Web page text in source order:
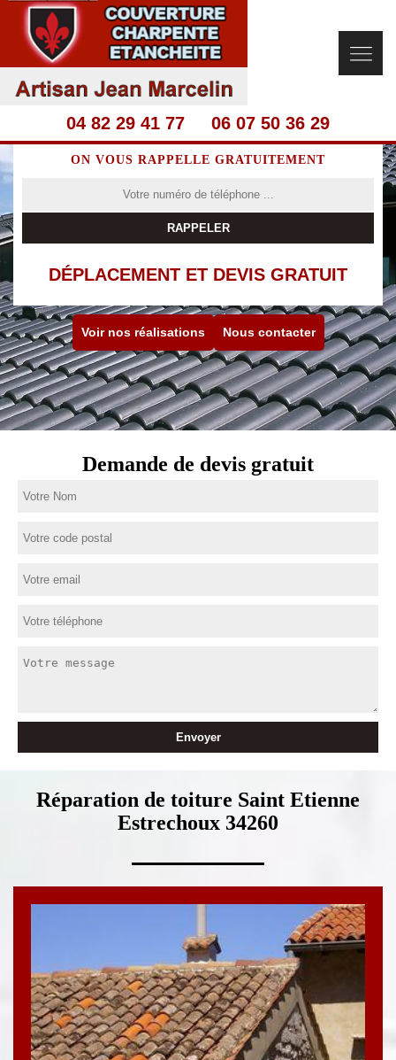
04 82 29 41 77 06 07 50 36 29
ON VOUS RAPPELLE GRATUITEMENT
DÉPLACEMENT ET DEVIS GRATUIT
Voir nos réalisations Nous contacter
Demande de devis gratuit
Réparation de toiture Saint Etienne
Estrechoux 34260